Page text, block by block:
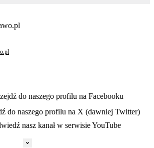
- otwiera się w nowej karcie
do naszego profilu na Facebooku
nowej karcie
do naszego profilu na X (dawniej Twitter)
- otwiera się w nowej karcie
nasz kanał w serwisie YouTube